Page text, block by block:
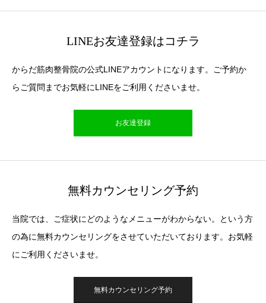
LINEお友達登録はコチラ
からだ筋肉整骨院の公式LINEアカウントになります。ご予約か
らご質問までお気軽にLINEをご利用くださいませ。
お友達登録
無料カウンセリング予約
当院では、ご症状にどのようなメニューがわからない。という方
の為に無料カウンセリングをさせていただいております。お気軽
にご利用くださいませ。
無料カウンセリング予約